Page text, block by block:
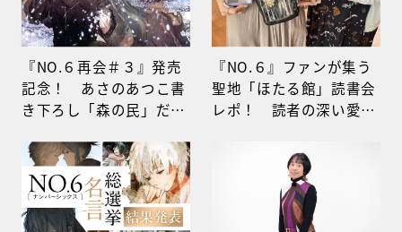
『NO.６再会＃３』発売
記念！ あさのあつこ書
き下ろし「森の民」だっ
特別ストーリー公開
『NO.６』ファンが集う
聖地「ほたる館」読書会
レポ！ 読者の深い愛
を描き続ける理由